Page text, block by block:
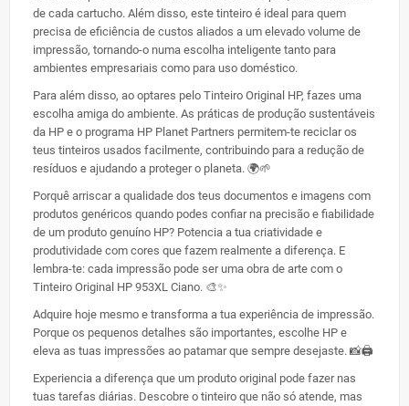
de cada cartucho. Além disso, este tinteiro é ideal para quem
precisa de eficiência de custos aliados a um elevado volume de
impressão, tornando-o numa escolha inteligente tanto para
ambientes empresariais como para uso doméstico.
Para além disso, ao optares pelo Tinteiro Original HP, fazes uma
escolha amiga do ambiente. As práticas de produção sustentáveis
da HP e o programa HP Planet Partners permitem-te reciclar os
teus tinteiros usados facilmente, contribuindo para a redução de
resíduos e ajudando a proteger o planeta. 🌍🌱
Porquê arriscar a qualidade dos teus documentos e imagens com
produtos genéricos quando podes confiar na precisão e fiabilidade
de um produto genuíno HP? Potencia a tua criatividade e
produtividade com cores que fazem realmente a diferença. E
lembra-te: cada impressão pode ser uma obra de arte com o
Tinteiro Original HP 953XL Ciano. 🎨✨
Adquire hoje mesmo e transforma a tua experiência de impressão.
Porque os pequenos detalhes são importantes, escolhe HP e
eleva as tuas impressões ao patamar que sempre desejaste. 📸🖨️
Experiencia a diferença que um produto original pode fazer nas
tuas tarefas diárias. Descobre o tinteiro que não só atende, mas